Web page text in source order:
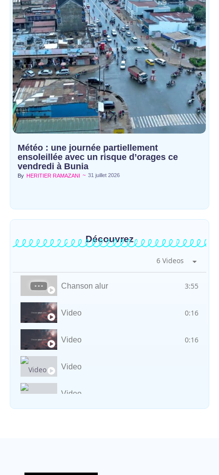
Météo : une journée partiellement
ensoleillée avec un risque d’orages ce
vendredi à Bunia
By HERITIER RAMAZANI ~ 31 juillet 2026
Découvrez
6 Videos
Chanson alur 3:55
Video 0:16
Video 0:16
Video
Video